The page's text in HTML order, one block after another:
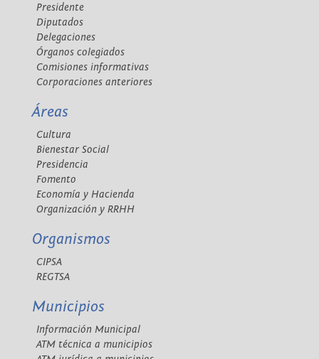
Presidente
Diputados
Delegaciones
Órganos colegiados
Comisiones informativas
Corporaciones anteriores
Áreas
Cultura
Bienestar Social
Presidencia
Fomento
Economía y Hacienda
Organización y RRHH
Organismos
CIPSA
REGTSA
Municipios
Información Municipal
ATM técnica a municipios